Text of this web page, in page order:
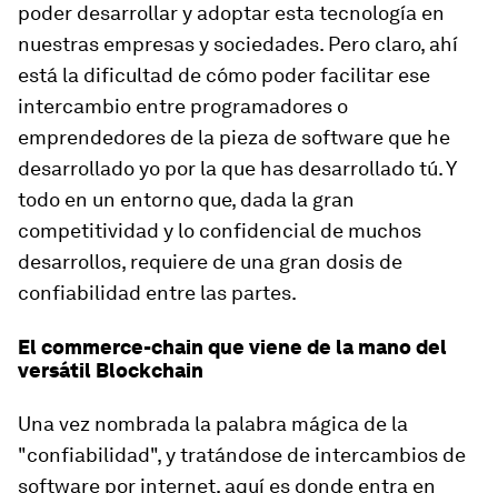
poder desarrollar y adoptar esta tecnología en
nuestras empresas y sociedades. Pero claro, ahí
está la dificultad de cómo poder facilitar ese
intercambio entre programadores o
emprendedores de la pieza de software que he
desarrollado yo por la que has desarrollado tú. Y
todo en un entorno que, dada la gran
competitividad y lo confidencial de muchos
desarrollos, requiere de una gran dosis de
confiabilidad entre las partes.
El commerce-chain que viene de la mano del
versátil Blockchain
Una vez nombrada la palabra mágica de la
"confiabilidad", y tratándose de intercambios de
software por internet, aquí es donde entra en